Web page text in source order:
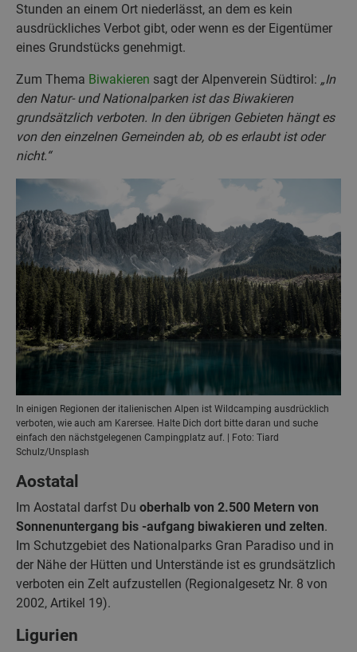
Stunden an einem Ort niederlässt, an dem es kein
ausdrückliches Verbot gibt, oder wenn es der Eigentümer
eines Grundstücks genehmigt.
Zum Thema Biwakieren sagt der Alpenverein Südtirol: „In
den Natur- und Nationalparken ist das Biwakieren
grundsätzlich verboten. In den übrigen Gebieten hängt es
von den einzelnen Gemeinden ab, ob es erlaubt ist oder
nicht.“
In einigen Regionen der italienischen Alpen ist Wildcamping ausdrücklich
verboten, wie auch am Karersee. Halte Dich dort bitte daran und suche
einfach den nächstgelegenen Campingplatz auf. | Foto: Tiard
Schulz/Unsplash
Aostatal
Im Aostatal darfst Du oberhalb von 2.500 Metern von
Sonnenuntergang bis -aufgang biwakieren und zelten.
Im Schutzgebiet des Nationalparks Gran Paradiso und in
der Nähe der Hütten und Unterstände ist es grundsätzlich
verboten ein Zelt aufzustellen (Regionalgesetz Nr. 8 von
2002, Artikel 19).
Ligurien